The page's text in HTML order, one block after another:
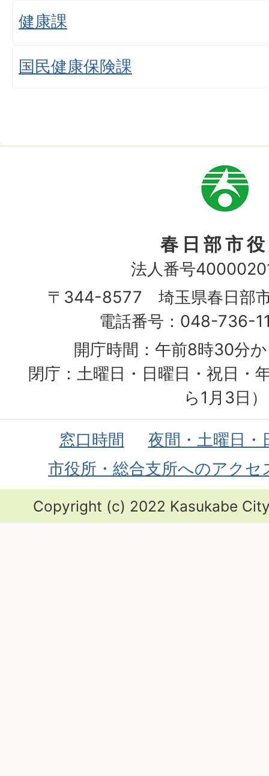
健康課
国民健康保険課
市
章
春日部市
法人番号
〒344-8577 埼玉県春日部
電話番号：048-736-
開庁時間：午前8時30分
閉庁：土曜日・日曜日・祝日・
ら1月3日）
窓口時間
夜間・土曜日・
市役所・総合支所へのアクセ
Copyright (c) 2022 Kasukabe